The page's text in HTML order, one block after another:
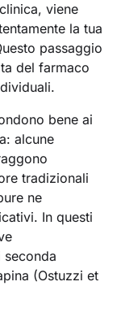
viene
la tua
passaggio
del farmaco
bene ai
alcune
tradizionali
ne
In questi
(Ostuzzi et